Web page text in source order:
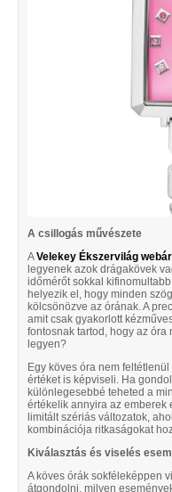
A csillogás művészete
AVelekey Ékszervilág
legyenek azok drágakövek
időmérőt sokkal
helyezik el, hogy minden
kölcsönözve az órának. A
amit csak gyakorlott
fontosnak tartod, hogy az
legyen?
Egy köves óra nem
értéket is képviseli. Ha
különlegesebbé teheted a
értékelik annyira az emberek
limitált szériás változatok,
kombinációja ritkaságokat
Kiválasztás és viselés
A köves órák sokféleképpen
átgondolni, milyen